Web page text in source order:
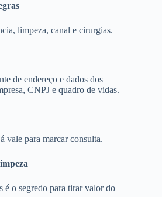
limpeza, canal e cirurgias.
de endereço e dados dos
CNPJ e quadro de vidas.
vale para marcar consulta.
é o segredo para tirar valor do